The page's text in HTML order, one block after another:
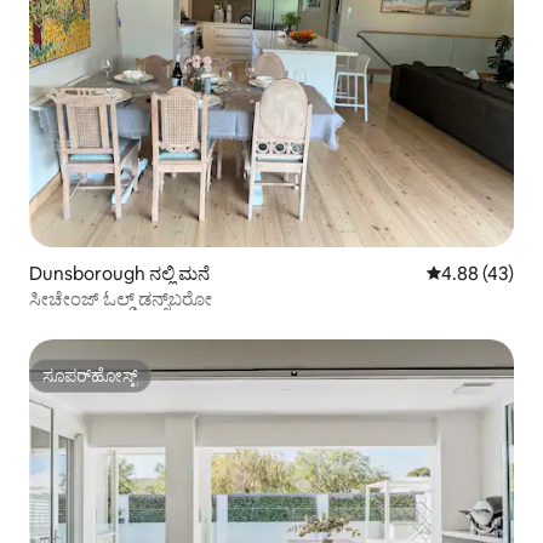
Dunsborough ನಲ್ಲಿ ಮನೆ 5 ರಲ್ಲಿ 4.88
4.88 (43)
ಸೀಚೇಂಜ್ ಓಲ್ಡ್ ಡನ್ಸ್‌ಬರೋ
ಸೂಪರ್‌ಹೋಸ್ಟ್
ಸೂಪರ್‌ಹೋಸ್ಟ್